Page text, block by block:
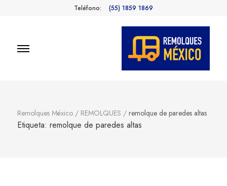
Teléfono: (55) 1859 1869
Remolques México / REMOLQUES / remolque de paredes altas
Etiqueta: remolque de paredes altas